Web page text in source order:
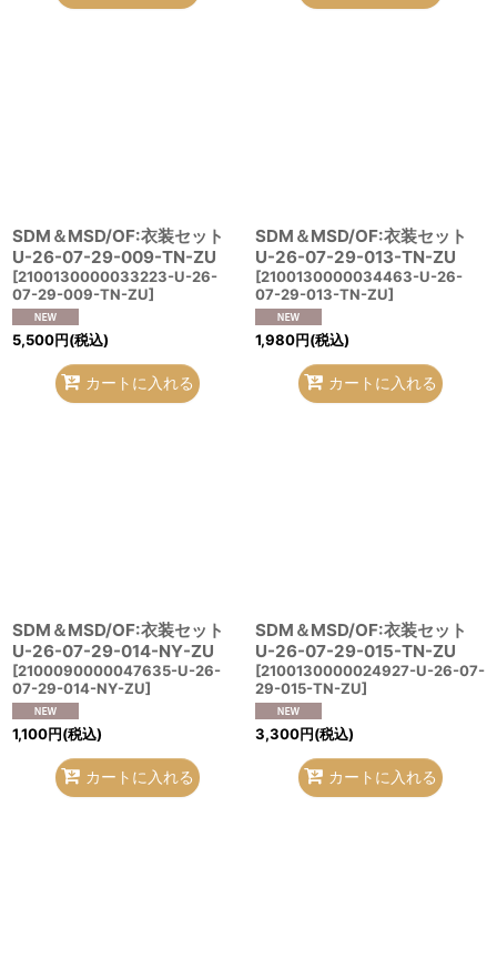
SDM＆MSD/OF:衣装セット
U-26-07-29-009-TN-ZU
[2100130000033223-U-26-
07-29-009-TN-ZU]
5,500円(税込)
カートに入れる
SDM＆MSD/OF:衣装セット
U-26-07-29-013-TN-ZU
[2100130000034463-U-26-
07-29-013-TN-ZU]
1,980円(税込)
カートに入れる
SDM＆MSD/OF:衣装セット
U-26-07-29-014-NY-ZU
[2100090000047635-U-26-
07-29-014-NY-ZU]
1,100円(税込)
カートに入れる
SDM＆MSD/OF:衣装セット
U-26-07-29-015-TN-ZU
[2100130000024927-U-26-07-
29-015-TN-ZU]
3,300円(税込)
カートに入れる